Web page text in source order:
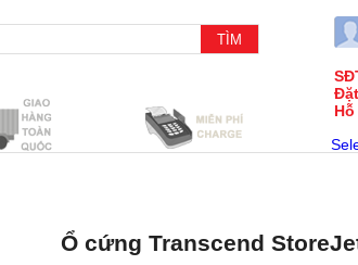
Ổ cứng Transcend